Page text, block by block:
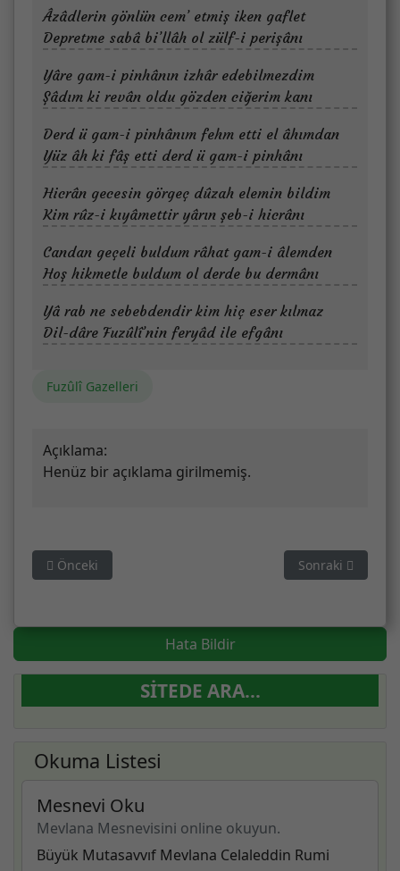
Âzâdlerin gönlün cem’ etmiş iken gaflet
Depretme sabâ bi’llâh ol zülf-i perişânı
Yâre gam-i pinhânın izhâr edebilmezdim
Şâdım ki revân oldu gözden ciğerim kanı
Derd ü gam-i pinhânım fehm etti el âhımdan
Yüz âh ki fâş etti derd ü gam-i pinhânı
Hicrân gecesin görgeç dûzah elemin bildim
Kim rûz-i kıyâmettir yârın şeb-i hicrânı
Candan geçeli buldum râhat gam-i âlemden
Hoş hikmetle buldum ol derde bu dermânı
Yâ rab ne sebebdendir kim hiç eser kılmaz
Dil-dâre Fuzûlî’nin feryâd ile efgânı
Fuzûlî Gazelleri
Açıklama:
Henüz bir açıklama girilmemiş.
Önceki makale: Aldı gül-zar içre su aks-i izar-i âlini
Önceki Sonraki makale:
Sonraki
Hata Bildir
SITEDE ARA...
Okuma Listesi
Mesnevi Oku
Mevlana Mesnevisini online okuyun.
Büyük Mutasavvıf Mevlana Celaleddin Rumi